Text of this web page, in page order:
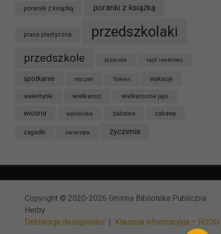
poranek z książką poranki z książką
praca plastyczna przedszkolaki
przedszkole przyroda rajd rowerowy
spotkanie styczeń Tolkien wakacje
walentynki wielkanoc wielkanocne jajo
wiosna wycieczka zabawa zabawy
zagadki zwierzęta życzenia
Copyright © 2020-2026 Gminna Biblioteka Publiczna
Herby
Deklaracja dostępności | Klauzula informacyjna – RODO